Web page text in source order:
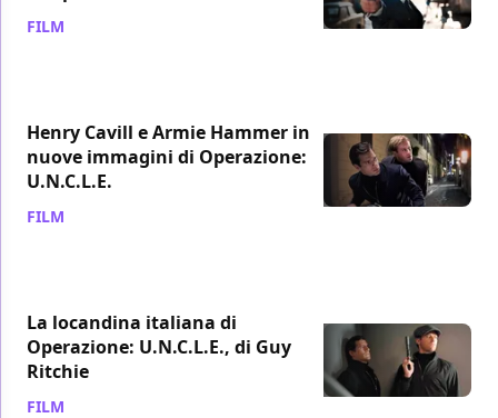
FILM
Henry Cavill e Armie Hammer in
nuove immagini di Operazione:
U.N.C.L.E.
FILM
La locandina italiana di
Operazione: U.N.C.L.E., di Guy
Ritchie
FILM